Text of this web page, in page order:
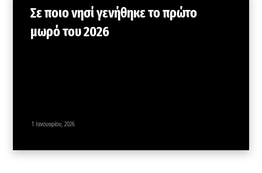
Σε ποιο νησί γενήθηκε το πρώτο
μωρό του 2026
1 Ιανουαρίου, 2026